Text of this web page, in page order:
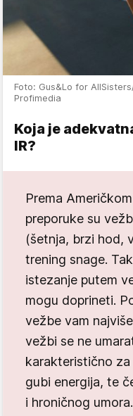
Foto: Gus&Lo for
Profimedia
Koja je
IR?
Prema
preporuke su
(šetnja, brzi hod,
trening snage.
istezanje putem
mogu doprineti.
vežbe vam
vežbi se ne
karakteristično
gubi energija, te
i hroničnog umora.